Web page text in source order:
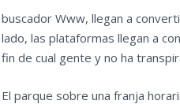
buscador Www, llegan a
lado, las plataformas llegan a
fin de cual gente y no ha
El parque sobre una franja